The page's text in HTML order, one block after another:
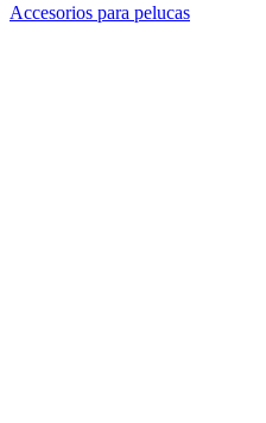
Accesorios para pelucas